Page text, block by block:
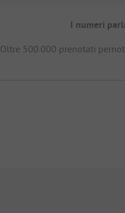
I numeri
Oltre 500.000 prenotati